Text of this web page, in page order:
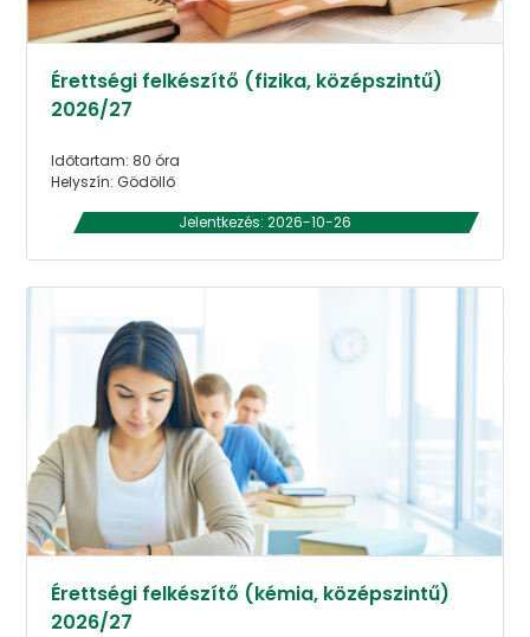
Érettségi felkészítő (fizika, középszintű)
2026/27
Időtartam: 80 óra
Helyszín: Gödöllő
Jelentkezés: 2026-10-26
Érettségi felkészítő (kémia, középszintű)
2026/27